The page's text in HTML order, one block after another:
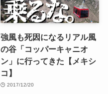
強風も死因になるリアル風
の谷「コッパーキャニオ
ン」に行ってきた【メキシ
コ】
2017/12/20